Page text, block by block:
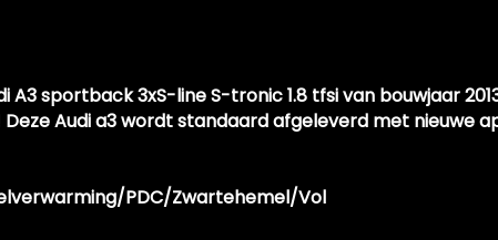
Voorstoelen in
Voorstoelen
sportback 3xS-line S-tronic 1.8 tfsi van bouwjaar
Audi a3 wordt standaard afgeleverd met nieuwe
PDC/Zwartehemel/Vol